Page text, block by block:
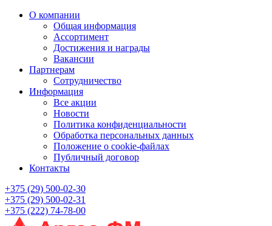
О компании
Общая информация
Ассортимент
Достижения и награды
Вакансии
Партнерам
Сотрудничество
Информация
Все акции
Новости
Политика конфиденциальности
Обработка персональных данных
Положение о cookie-файлах
Публичный договор
Контакты
+375 (29) 500-02-30
+375 (29) 500-02-31
+375 (222) 74-78-00